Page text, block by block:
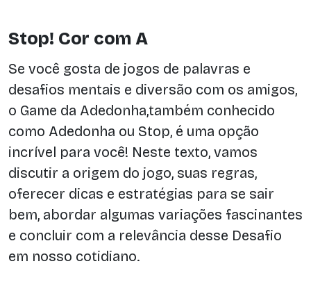
Stop! Cor com A
Se você gosta de jogos de palavras e
desafios mentais e diversão com os amigos,
o Game da Adedonha,também conhecido
como Adedonha ou Stop, é uma opção
incrível para você! Neste texto, vamos
discutir a origem do jogo, suas regras,
oferecer dicas e estratégias para se sair
bem, abordar algumas variações fascinantes
e concluir com a relevância desse Desafio
em nosso cotidiano.